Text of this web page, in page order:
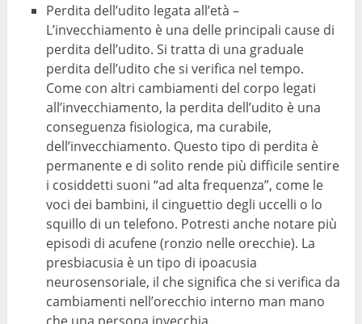
Perdita dell’udito legata all’età –
L’invecchiamento è una delle principali cause di
perdita dell’udito. Si tratta di una graduale
perdita dell’udito che si verifica nel tempo.
Come con altri cambiamenti del corpo legati
all’invecchiamento, la perdita dell’udito è una
conseguenza fisiologica, ma curabile,
dell’invecchiamento. Questo tipo di perdita è
permanente e di solito rende più difficile sentire
i cosiddetti suoni “ad alta frequenza”, come le
voci dei bambini, il cinguettio degli uccelli o lo
squillo di un telefono. Potresti anche notare più
episodi di acufene (ronzio nelle orecchie). La
presbiacusia è un tipo di ipoacusia
neurosensoriale, il che significa che si verifica da
cambiamenti nell’orecchio interno man mano